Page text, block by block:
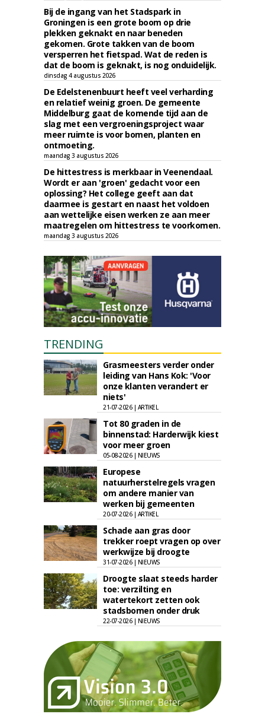
Bij de ingang van het Stadspark in
Groningen is een grote boom op drie
plekken geknakt en naar beneden
gekomen. Grote takken van de boom
versperren het fietspad. Wat de reden is
dat de boom is geknakt, is nog onduidelijk.
dinsdag 4 augustus 2026
De Edelstenenbuurt heeft veel verharding
en relatief weinig groen. De gemeente
Middelburg gaat de komende tijd aan de
slag met een vergroeningsproject waar
meer ruimte is voor bomen, planten en
ontmoeting.
maandag 3 augustus 2026
De hittestress is merkbaar in Veenendaal.
Wordt er aan 'groen' gedacht voor een
oplossing? Het college geeft aan dat
daarmee is gestart en naast het voldoen
aan wettelijke eisen werken ze aan meer
maatregelen om hittestress te voorkomen.
maandag 3 augustus 2026
TRENDING
Grasmeesters verder onder
leiding van Hans Kok: 'Voor
onze klanten verandert er
niets'
21-07-2026 | ARTIKEL
Tot 80 graden in de
binnenstad: Harderwijk kiest
voor meer groen
05-08-2026 | NIEUWS
Europese
natuurherstelregels vragen
om andere manier van
werken bij gemeenten
20-07-2026 | ARTIKEL
Schade aan gras door
trekker roept vragen op over
werkwijze bij droogte
31-07-2026 | NIEUWS
Droogte slaat steeds harder
toe: verzilting en
watertekort zetten ook
stadsbomen onder druk
22-07-2026 | NIEUWS